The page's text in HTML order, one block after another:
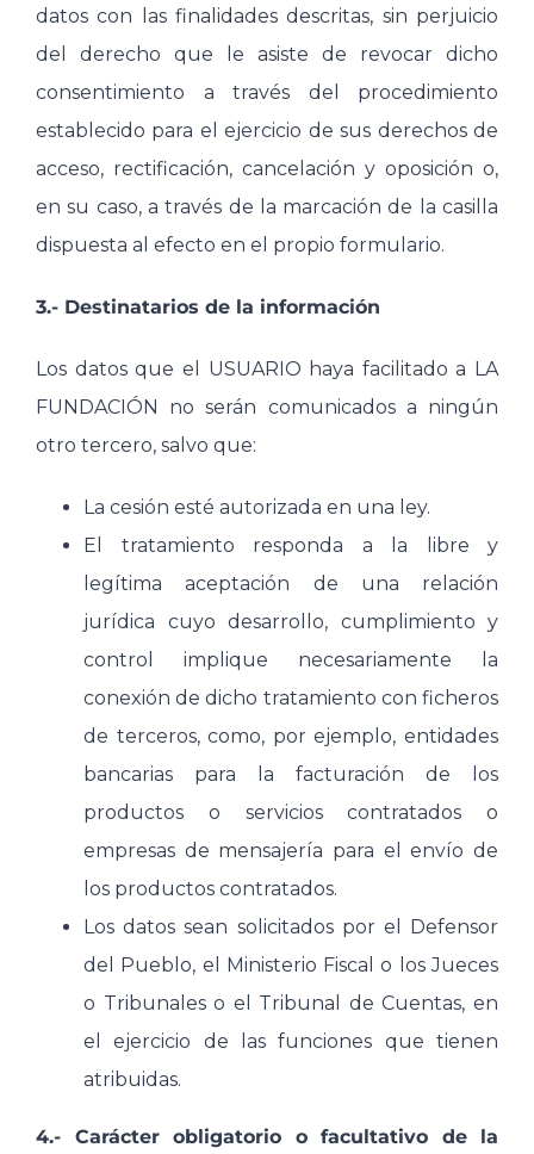
datos con las finalidades descritas, sin perjuicio
del derecho que le asiste de revocar dicho
consentimiento a través del procedimiento
establecido para el ejercicio de sus derechos de
acceso, rectificación, cancelación y oposición o,
en su caso, a través de la marcación de la casilla
dispuesta al efecto en el propio formulario.
3.- Destinatarios de la información
Los datos que el USUARIO haya facilitado a LA
FUNDACIÓN no serán comunicados a ningún
otro tercero, salvo que:
La cesión esté autorizada en una ley.
El tratamiento responda a la libre y
legítima aceptación de una relación
jurídica cuyo desarrollo, cumplimiento y
control implique necesariamente la
conexión de dicho tratamiento con ficheros
de terceros, como, por ejemplo, entidades
bancarias para la facturación de los
productos o servicios contratados o
empresas de mensajería para el envío de
los productos contratados.
Los datos sean solicitados por el Defensor
del Pueblo, el Ministerio Fiscal o los Jueces
o Tribunales o el Tribunal de Cuentas, en
el ejercicio de las funciones que tienen
atribuidas.
4.- Carácter obligatorio o facultativo de la